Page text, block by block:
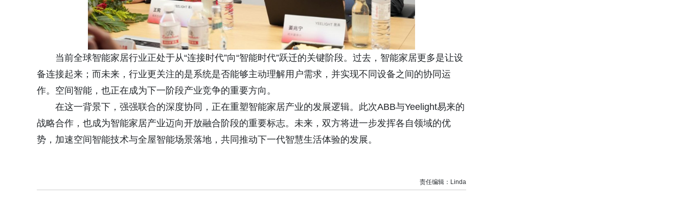
当前全球智能家居行业正处于从“连接时代”向“智能时代”跃迁的关键阶段。过去，智能家居更多是让设
备连接起来；而未来，行业更关注的是系统是否能够主动理解用户需求，并实现不同设备之间的协同运
作。空间智能，也正在成为下一阶段产业竞争的重要方向。
在这一背景下，强强联合的深度协同，正在重塑智能家居产业的发展逻辑。此次ABB与Yeelight易来的
战略合作，也成为智能家居产业迈向开放融合阶段的重要标志。未来，双方将进一步发挥各自领域的优
势，加速空间智能技术与全屋智能场景落地，共同推动下一代智慧生活体验的发展。
责任编辑：Linda